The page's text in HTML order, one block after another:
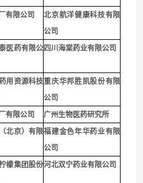
有限公司
北京航洋健康科技有限
公司
医药有限公 四川海棠药业有限公司
用资源科技重庆华邦胜凯股份有限
公司
有限公司
广州生物医药研究所
北京）有限福建金色年华药业有限
公司
檬集团股份河北双宁药业有限公司